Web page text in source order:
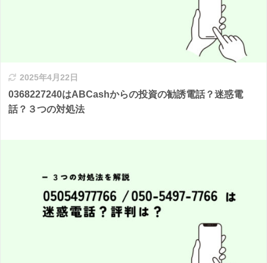
2025年4月22日
0368227240はABCashからの投資の勧誘電話？迷惑電
話？３つの対処法